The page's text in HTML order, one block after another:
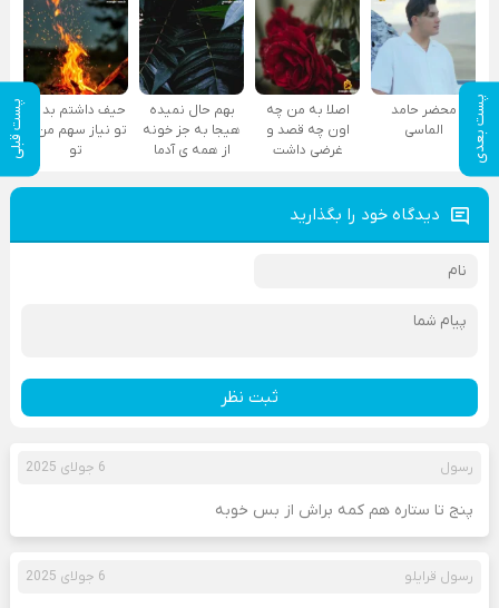
پست بعدی پست قبلی
محضر حامد
الماسی
اصلا به من چه
اون چه قصد و
غرضی داشت
بهم حال نمیده
هیجا به جز خونه
از همه ی آدما
حیف داشتم بد به
تو نیاز سهم من از
تو
دیدگاه خود را بگذارید
ثبت نظر
رسول 6 جولای 2025
پنج تا ستاره هم کمه براش از بس خوبه
رسول قرایلو 6 جولای 2025